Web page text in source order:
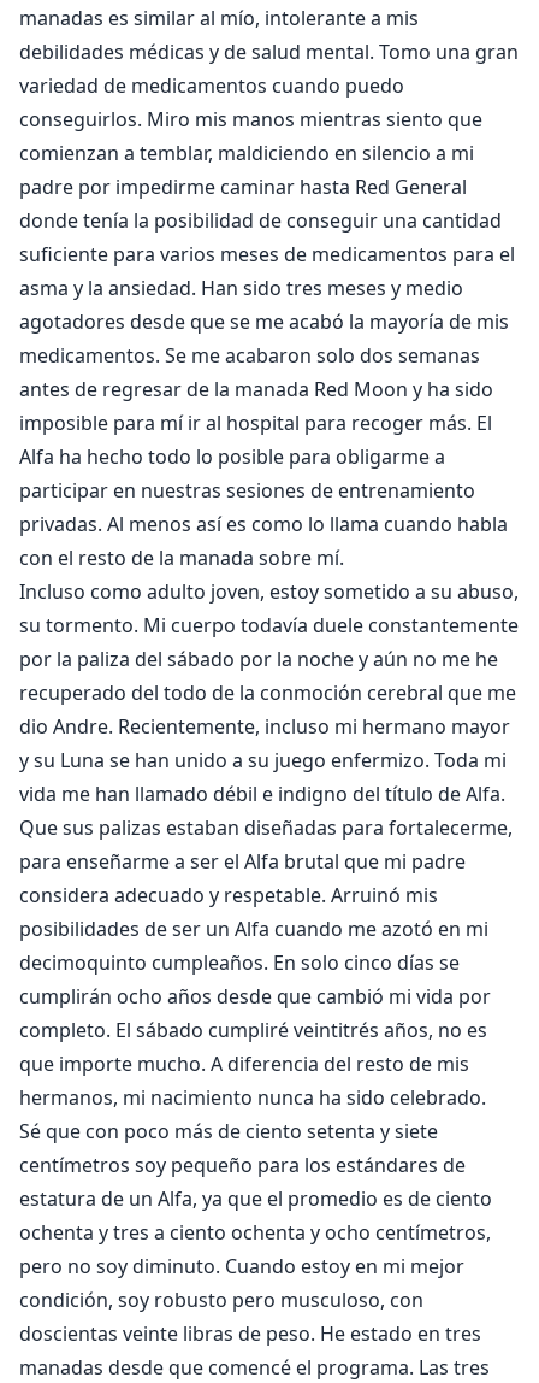
manadas es similar al mío, intolerante a mis
debilidades médicas y de salud mental. Tomo una gran
variedad de medicamentos cuando puedo
conseguirlos. Miro mis manos mientras siento que
comienzan a temblar, maldiciendo en silencio a mi
padre por impedirme caminar hasta Red General
donde tenía la posibilidad de conseguir una cantidad
suficiente para varios meses de medicamentos para el
asma y la ansiedad. Han sido tres meses y medio
agotadores desde que se me acabó la mayoría de mis
medicamentos. Se me acabaron solo dos semanas
antes de regresar de la manada Red Moon y ha sido
imposible para mí ir al hospital para recoger más. El
Alfa ha hecho todo lo posible para obligarme a
participar en nuestras sesiones de entrenamiento
privadas. Al menos así es como lo llama cuando habla
con el resto de la manada sobre mí.
Incluso como adulto joven, estoy sometido a su abuso,
su tormento. Mi cuerpo todavía duele constantemente
por la paliza del sábado por la noche y aún no me he
recuperado del todo de la conmoción cerebral que me
dio Andre. Recientemente, incluso mi hermano mayor
y su Luna se han unido a su juego enfermizo. Toda mi
vida me han llamado débil e indigno del título de Alfa.
Que sus palizas estaban diseñadas para fortalecerme,
para enseñarme a ser el Alfa brutal que mi padre
considera adecuado y respetable. Arruinó mis
posibilidades de ser un Alfa cuando me azotó en mi
decimoquinto cumpleaños. En solo cinco días se
cumplirán ocho años desde que cambió mi vida por
completo. El sábado cumpliré veintitrés años, no es
que importe mucho. A diferencia del resto de mis
hermanos, mi nacimiento nunca ha sido celebrado.
Sé que con poco más de ciento setenta y siete
centímetros soy pequeño para los estándares de
estatura de un Alfa, ya que el promedio es de ciento
ochenta y tres a ciento ochenta y ocho centímetros,
pero no soy diminuto. Cuando estoy en mi mejor
condición, soy robusto pero musculoso, con
doscientas veinte libras de peso. He estado en tres
manadas desde que comencé el programa. Las tres